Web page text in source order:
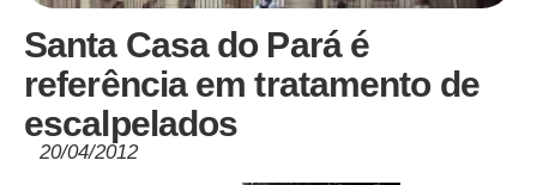
Santa Casa do Pará é
referência em tratamento de
escalpelados
20/04/2012